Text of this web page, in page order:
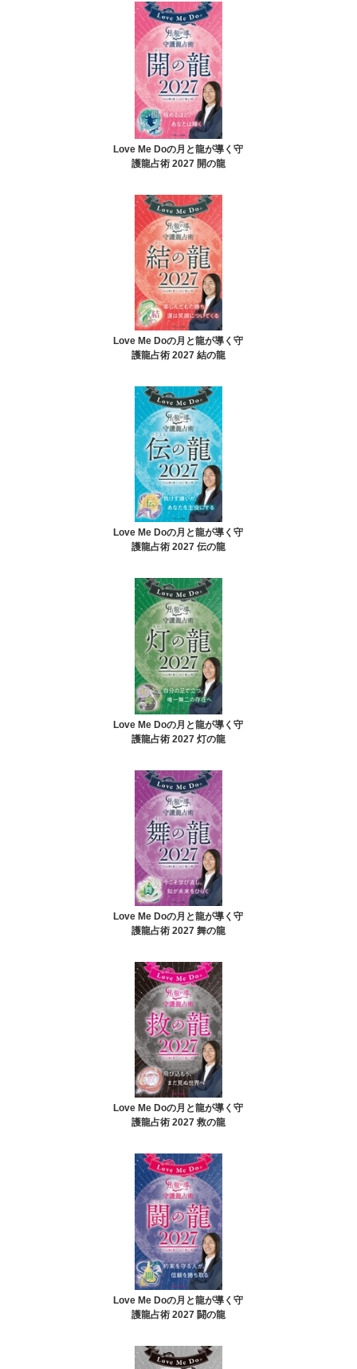
Love Me Doの月と龍が導く守
護龍占術 2027 開の龍
Love Me Doの月と龍が導く守
護龍占術 2027 結の龍
Love Me Doの月と龍が導く守
護龍占術 2027 伝の龍
Love Me Doの月と龍が導く守
護龍占術 2027 灯の龍
Love Me Doの月と龍が導く守
護龍占術 2027 舞の龍
Love Me Doの月と龍が導く守
護龍占術 2027 救の龍
Love Me Doの月と龍が導く守
護龍占術 2027 闘の龍